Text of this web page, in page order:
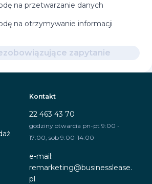
na przetwarzanie danych
na otrzymywanie informacji
zapytanie
Kontakt
22 463 43 70
godziny otwarcia pn-pt 9:00 -
17:00, sob 9:00-14:00
e-mail:
remarketing@businesslease.
pl